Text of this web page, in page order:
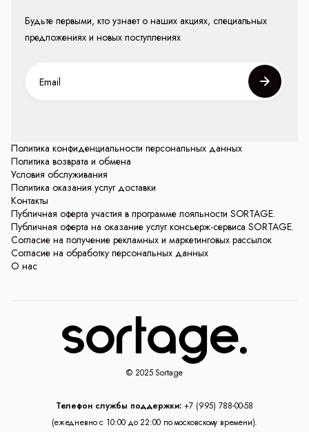
Политика конфиденциальности персональных данных
Политика возврата и обмена
Условия обслуживания
Политика оказания услуг доставки
Контакты
Публичная оферта участия в программе лояльности SORTAGE.
Публичная оферта на оказание услуг консьерж-сервиса SORTAGE.
Согласие на получение рекламных и маркетинговых рассылок
Согласие на обработку персональных данных
О нас
Будьте первыми, кто узнает о наших акциях, специальных
предложениях и новых поступлениях
© 2025 Sortage
Телефон службы поддержки: +7 (995) 788-00-58
(ежедневно с 10:00 до 22:00 по московскому времени).